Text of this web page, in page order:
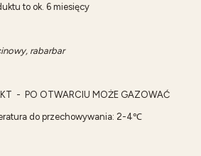
to ok. 6 miesięcy
rabarbar
- PO OTWARCIU MOŻE GAZOWAĆ
do przechowywania: 2-4℃